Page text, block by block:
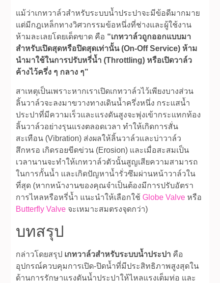
แม้ว่าเกทวาล์วสำหรับระบบน้ำประปาจะมีข้อดีมากมาย
แต่มีกฎเหล็กทางวิศวกรรมข้อหนึ่งที่ช่างและผู้ใช้งาน
ห้ามละเลยโดยเด็ดขาด คือ “เกทวาล์วถูกออกแบบมา
สำหรับเปิดสุดหรือปิดสุดเท่านั้น (On-Off Service) ห้าม
นำมาใช้ในการปรับหรี่น้ำ (Throttling) หรือเปิดวาล์ว
ค้างไว้ครึ่ง ๆ กลาง ๆ”
สาเหตุเป็นเพราะหากเราเปิดเกทวาล์วไว้เพียงบางส่วน
ลิ้นวาล์วจะลงมาขวางทางเดินน้ำครึ่งหนึ่ง กระแสน้ำ
ประปาที่มีความเร็วและแรงดันสูงจะพุ่งเข้ากระแทกท้อง
ลิ้นวาล์วอย่างรุนแรงตลอดเวลา ทำให้เกิดการสั่น
สะเทือน (Vibration) ส่งผลให้ลิ้นวาล์วและบ่าวาล์ว
สึกหรอ เกิดรอยขีดข่วน (Erosion) และเมื่อสะสมเป็น
เวลานานจะทำให้เกทวาล์วตัวนั้นสูญเสียความสามารถ
ในการกั้นน้ำ และเกิดปัญหาน้ำรั่วซึมผ่านหน้าวาล์วใน
ที่สุด (หากหน้างานของคุณจำเป็นต้องมีการปรับอัตรา
การไหลหรือหรี่น้ำ แนะนำให้เลือกใช้Globe Valve หรือ
Butterfly Valve จะเหมาะสมตรงจุดกว่า)
บทสรุป
กล่าวโดยสรุป เกทวาล์วสำหรับระบบน้ำประปา คือ
อุปกรณ์ควบคุมการเปิด-ปิดน้ำที่มีประสิทธิภาพสูงสุดใน
ด้านการรักษาแรงดันน้ำประปาให้ไหลแรงเต็มท่อ และ